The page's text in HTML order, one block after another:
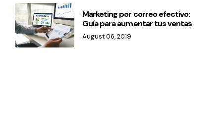
Marketing por correo efectivo:
Guía para aumentar tus ventas
August 06, 2019